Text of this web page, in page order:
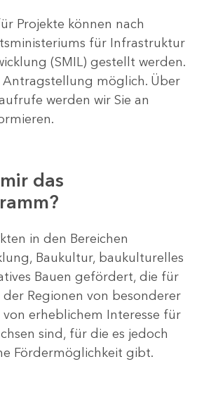
Projekte können nach
für Infrastruktur
(SMIL) gestellt werden.
möglich. Über
werden wir Sie an
das
in den Bereichen
Baukultur, baukulturelles
Bauen gefördert, die für
Regionen von besonderer
erheblichem Interesse für
sind, für die es jedoch
Fördermöglichkeit gibt.